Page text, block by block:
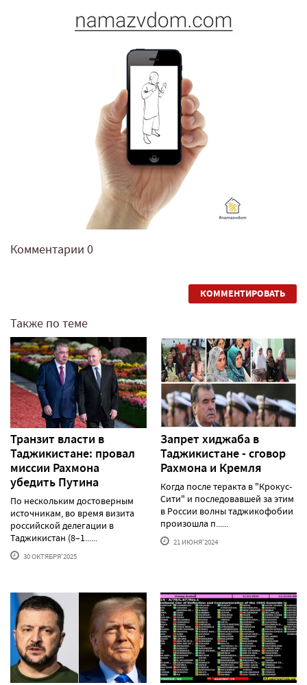
Комментарии 0
КОММЕНТИРОВАТЬ
Также по теме
Транзит власти в
Таджикистане: провал
миссии Рахмона
убедить Путина
По нескольким достоверным
источникам, во время визита
российской делегации в
Таджикистан (8–1......
30 ОКТЯБРЯ'2025
Запрет хиджаба в
Таджикистане - сговор
Рахмона и Кремля
Когда после теракта в "Крокус-
Сити" и последовавшей за этим
в России волны таджикофобии
произошла п......
21 ИЮНЯ'2024